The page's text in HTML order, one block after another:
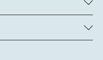
sur les projets de
par le FNS.